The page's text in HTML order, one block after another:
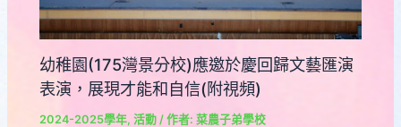
幼稚園(175灣景分校)應邀於慶回歸文藝匯演
表演，展現才能和自信(附視頻)
2024-2025學年,活動 / 作者:菜農子弟學校